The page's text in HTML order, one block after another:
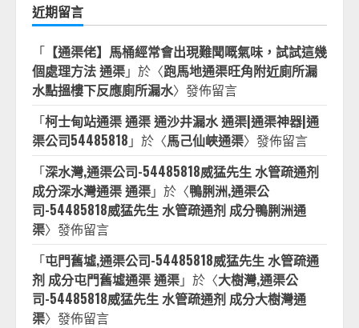
近期留言
「 【通渠佬】馬桶經常會出現難聞嘅氣味，試試這幾
個處理方法 通渠」於〈跑馬地通渠旺角附近廁所漏
水點搵樓下反應廁所漏水〉發佈留言
「柯士甸站通渠 通渠 通沙井漏水 通渠|通渠神器|通
渠公司54485818 」於〈馬己仙峽通渠〉發佈留言
「深水灣,通渠公司-54485818威猛先生 水管疏通剂
成分深水灣通渠 通渠」於〈鴨脷洲,通渠公
司-54485818威猛先生 水管疏通剂 成分鴨脷洲通
渠〉發佈留言
「屯門舊墟,通渠公司-54485818威猛先生 水管疏通
剂 成分屯門舊墟通渠 通渠」於〈大樹灣,通渠公
司-54485818威猛先生 水管疏通剂 成分大樹灣通
渠〉發佈留言